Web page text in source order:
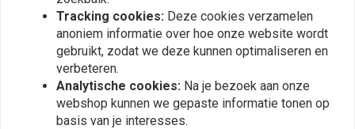
Tracking cookies: Deze cookies verzamelen
anoniem informatie over hoe onze website wordt
gebruikt, zodat we deze kunnen optimaliseren en
verbeteren.
Analytische cookies: Na je bezoek aan onze
webshop kunnen we gepaste informatie tonen op
basis van je interesses.